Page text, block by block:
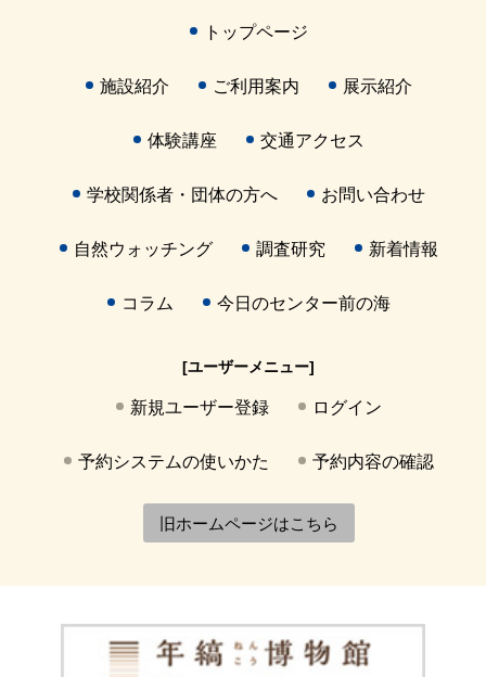
トップページ
施設紹介 ご利用案内 展示紹介
体験講座 交通アクセス
学校関係者・団体の方へ お問い合わせ
自然ウォッチング 調査研究 新着情報
コラム 今日のセンター前の海
[ユーザーメニュー]
新規ユーザー登録 ログイン
予約システムの使いかた 予約内容の確認
旧ホームページはこちら